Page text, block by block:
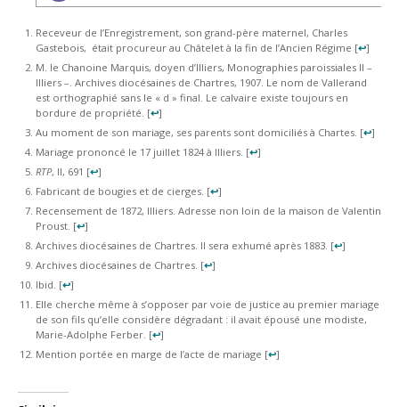
Receveur de l’Enregistrement, son grand-père maternel, Charles
Gastebois, était procureur au Châtelet à la fin de l’Ancien Régime [↩]
M. le Chanoine Marquis, doyen d’Illiers, Monographies paroissiales II –
Illiers –. Archives diocésaines de Chartres, 1907. Le nom de Vallerand
est orthographié sans le « d » final. Le calvaire existe toujours en
bordure de propriété. [↩]
Au moment de son mariage, ses parents sont domiciliés à Chartes. [↩]
Mariage prononcé le 17 juillet 1824 à Illiers. [↩]
RTP, II, 691 [↩]
Fabricant de bougies et de cierges. [↩]
Recensement de 1872, Illiers. Adresse non loin de la maison de Valentin
Proust. [↩]
Archives diocésaines de Chartres. Il sera exhumé après 1883. [↩]
Archives diocésaines de Chartres. [↩]
Ibid. [↩]
Elle cherche même à s’opposer par voie de justice au premier mariage
de son fils qu’elle considère dégradant : il avait épousé une modiste,
Marie-Adolphe Ferber. [↩]
Mention portée en marge de l’acte de mariage [↩]